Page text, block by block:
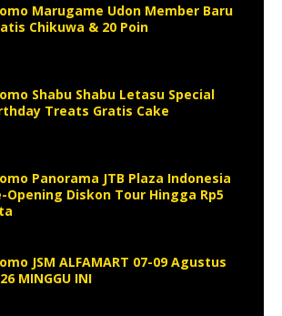
Marugame Udon Member Baru
Chikuwa & 20 Poin
Shabu Shabu Letasu Special
Treats Gratis Cake
Panorama JTB Plaza Indonesia
Opening Diskon Tour Hingga Rp5
JSM ALFAMART 07-09 Agustus
MINGGU INI